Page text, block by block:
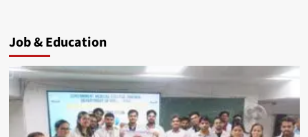
Job & Education